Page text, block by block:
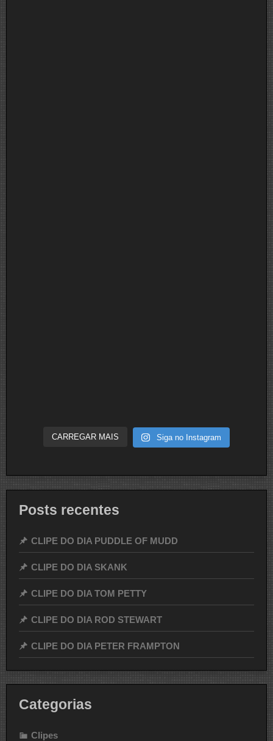
CARREGAR MAIS Siga no Instagram
Posts recentes
CLIPE DO DIA PUDDLE OF MUDD
CLIPE DO DIA SKANK
CLIPE DO DIA TOM PETTY
CLIPE DO DIA ROD STEWART
CLIPE DO DIA PETER FRAMPTON
Categorias
Clipes